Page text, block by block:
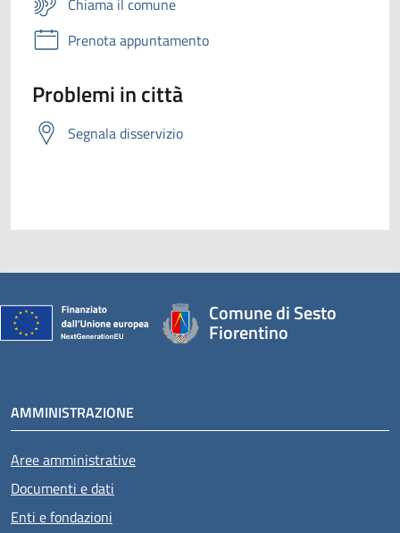
Prenota appuntamento
Problemi in città
Segnala disservizio
Comune di Sesto
Fiorentino
AMMINISTRAZIONE
Aree amministrative
Documenti e dati
Enti e fondazioni